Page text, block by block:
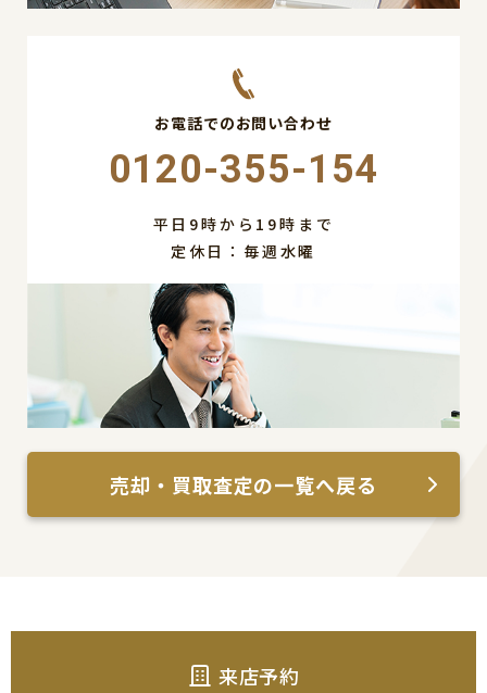
お電話でのお問い合わせ
0120-355-154
平日9時から19時まで
定休日：毎週水曜
売却・買取査定の一覧へ戻る
来店予約